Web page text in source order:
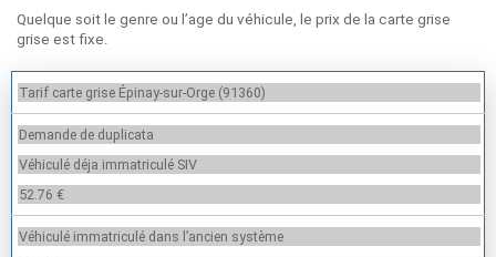
Quelque soit le genre ou l’age du véhicule, le prix de la carte grise
grise est fixe.
Tarif carte grise Épinay-sur-Orge (91360)
Demande de duplicata
Véhiculé déja immatriculé SIV
52.76 €
Véhiculé immatriculé dans l’ancien système